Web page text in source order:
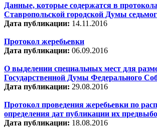
Данные, которые содержатся в
Ставропольской городской Думы
Дата публикации: 14.11.2016
Протокол жеребьевки
Дата публикации: 06.09.2016
О выделении специальных мест для
Государственной Думы Федерального
Дата публикации: 29.08.2016
Протокол проведения жеребьевки по
определения дат публикации их
Дата публикации: 18.08.2016